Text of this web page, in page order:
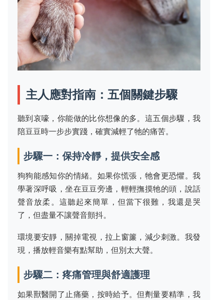
主人應對指南：五個關鍵步驟
聽到哀嚎，你能做的比你想像的多。這五個步驟，我
陪豆豆時一步步實踐，確實減輕了牠的痛苦。
步驟一：保持冷靜，提供安全感
狗狗能感知你的情緒。如果你慌張，牠會更恐懼。我
學著深呼吸，坐在豆豆旁邊，輕輕撫摸牠的頭，說話
聲音放柔。這聽起來簡單，但當下很難，我還是哭
了，但盡量不讓聲音顫抖。
環境要安靜，關掉電視，拉上窗簾，減少刺激。我發
現，播放輕音樂有點幫助，但別太大聲。
步驟二：疼痛管理與舒適護理
如果獸醫開了止痛藥，按時給予。但劑量要精準，我